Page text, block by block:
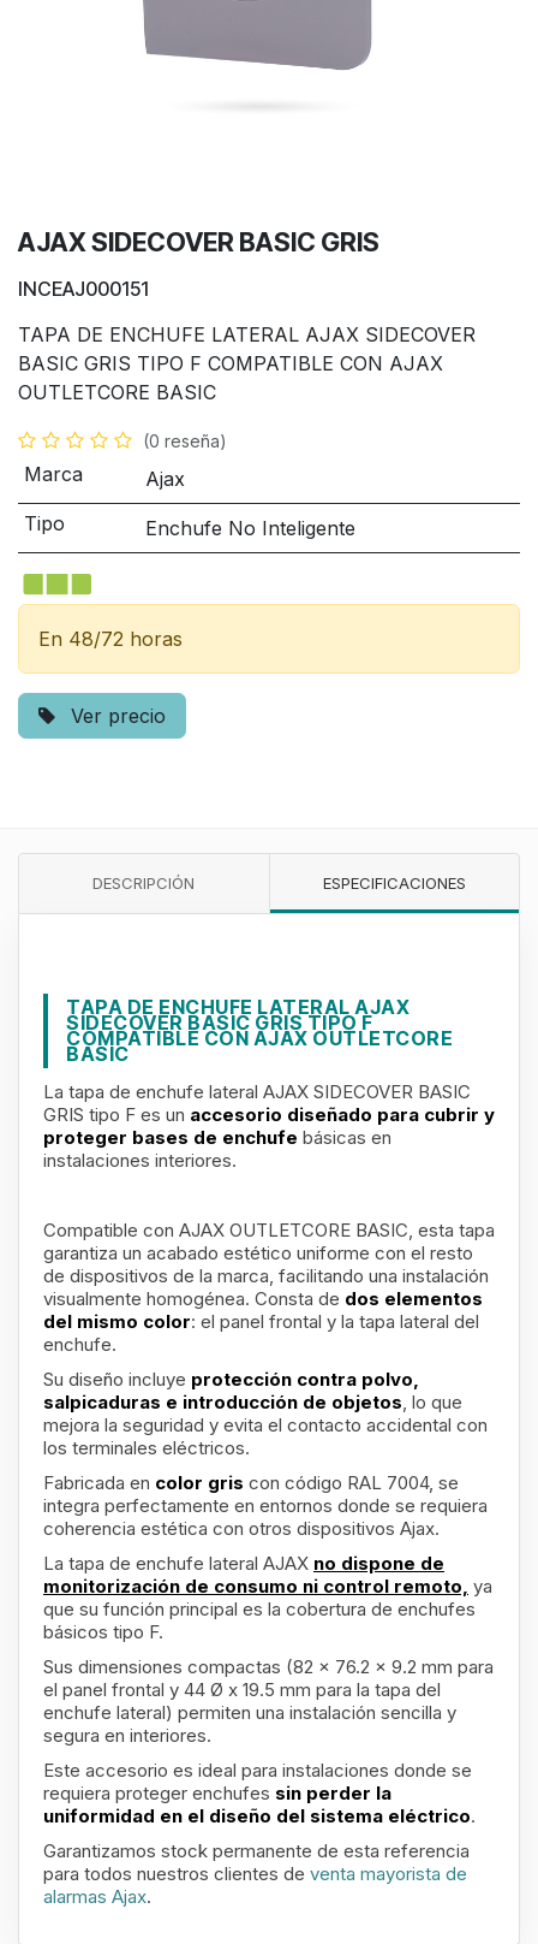
AJAX SIDECOVER BASIC GRIS
INCEAJ000151
TAPA DE ENCHUFE LATERAL AJAX SIDECOVER
BASIC GRIS TIPO F COMPATIBLE CON AJAX
OUTLETCORE BASIC
(0 reseña)
Marca
Ajax
Tipo
Enchufe No Inteligente
En 48/72 horas
Ver precio
DESCRIPCIÓN ESPECIFICACIONES
TAPA DE ENCHUFE LATERAL AJAX
SIDECOVER BASIC GRIS TIPO F
COMPATIBLE CON AJAX OUTLETCORE
BASIC
La tapa de enchufe lateral AJAX SIDECOVER BASIC
GRIS tipo F es un accesorio diseñado para cubrir y
proteger bases de enchufe básicas en
instalaciones interiores.
Compatible con AJAX OUTLETCORE BASIC, esta tapa
garantiza un acabado estético uniforme con el resto
de dispositivos de la marca, facilitando una instalación
visualmente homogénea. Consta de dos elementos
del mismo color: el panel frontal y la tapa lateral del
enchufe.
Su diseño incluye protección contra polvo,
salpicaduras e introducción de objetos, lo que
mejora la seguridad y evita el contacto accidental con
los terminales eléctricos.
Fabricada en color gris con código RAL 7004, se
integra perfectamente en entornos donde se requiera
coherencia estética con otros dispositivos Ajax.
La tapa de enchufe lateral AJAX no dispone de
monitorización de consumo ni control remoto, ya
que su función principal es la cobertura de enchufes
básicos tipo F.
Sus dimensiones compactas (82 x 76.2 x 9.2 mm para
el panel frontal y 44 Ø x 19.5 mm para la tapa del
enchufe lateral) permiten una instalación sencilla y
segura en interiores.
Este accesorio es ideal para instalaciones donde se
requiera proteger enchufes sin perder la
uniformidad en el diseño del sistema eléctrico.
Garantizamos stock permanente de esta referencia
para todos nuestros clientes de venta mayorista de
alarmas Ajax.